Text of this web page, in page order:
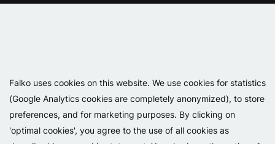
Falko uses cookies on this website. We use cookies for statistics
(Google Analytics cookies are completely anonymized), to store
preferences, and for marketing purposes. By clicking on
'optimal cookies', you agree to the use of all cookies as